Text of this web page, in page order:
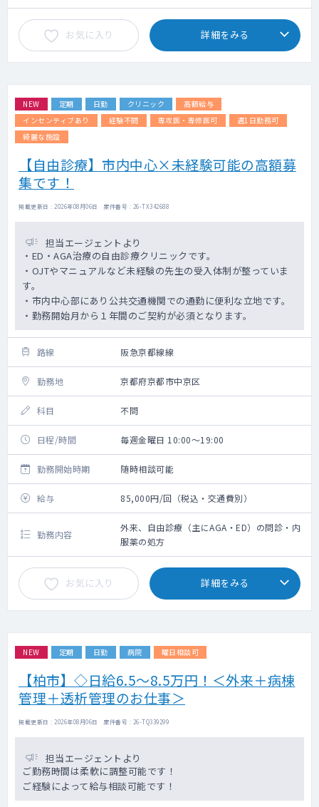
お気に入り 詳細をみる
NEW 定期 日勤 クリニック
高額給与
インセンティブあり
経験不問 専攻医・専修医可
週1日勤務可
綺麗な施設
【自由診療】市内中心×未経験可能の高額募
集です！
掲載更新日 : 2026年08月06日 案件番号 : 26-TX342688
担当エージェントより
・ED・AGA治療の自由診療クリニックです。
・OJTやマニュアルなど未経験の先生の受入体制が整っていま
す。
・市内中心部にあり公共交通機関での通勤に便利な立地です。
・勤務開始月から１年間のご契約が必須となります。
路線 阪急京都線線
勤務地 京都府京都市中京区
科目 不問
日程/時間 毎週金曜日 10:00～19:00
勤務開始時期 随時相談可能
給与 85,000円/回（税込・交通費別）
勤務内容
外来、自由診療（主にAGA・ED）の問診・内
服薬の処方
お気に入り 詳細をみる
NEW 定期 日勤 病院 曜日相談可
【柏市】◇日給6.5～8.5万円！＜外来＋病棟
管理＋透析管理のお仕事＞
掲載更新日 : 2026年08月06日 案件番号 : 26-TQ339299
担当エージェントより
ご勤務時間は柔軟に調整可能です！
ご経験によって給与相談可能です！